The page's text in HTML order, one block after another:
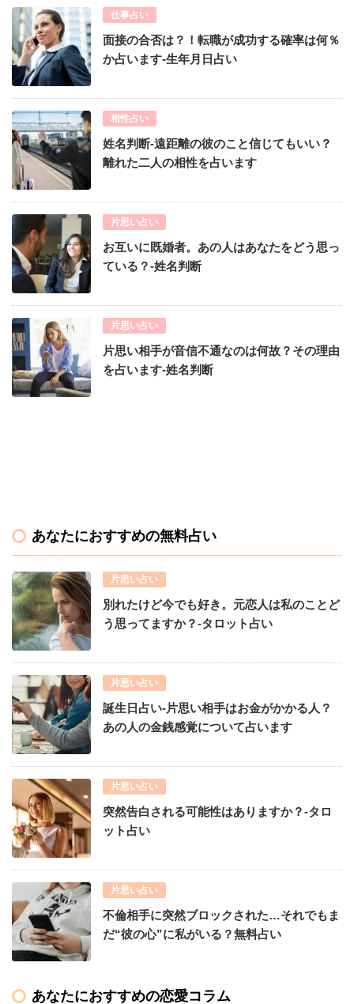
仕事占い
面接の合否は？！転職が成功する確率は何％
か占います-生年月日占い
相性占い
姓名判断-遠距離の彼のこと信じてもいい？
離れた二人の相性を占います
片思い占い
お互いに既婚者。あの人はあなたをどう思っ
ている？-姓名判断
片思い占い
片思い相手が音信不通なのは何故？その理由
を占います-姓名判断
あなたにおすすめの無料占い
片思い占い
別れたけど今でも好き。元恋人は私のことど
う思ってますか？-タロット占い
片思い占い
誕生日占い-片思い相手はお金がかかる人？
あの人の金銭感覚について占います
片思い占い
突然告白される可能性はありますか？-タロ
ット占い
片思い占い
不倫相手に突然ブロックされた…それでもま
だ“彼の心”に私がいる？無料占い
あなたにおすすめの恋愛コラム